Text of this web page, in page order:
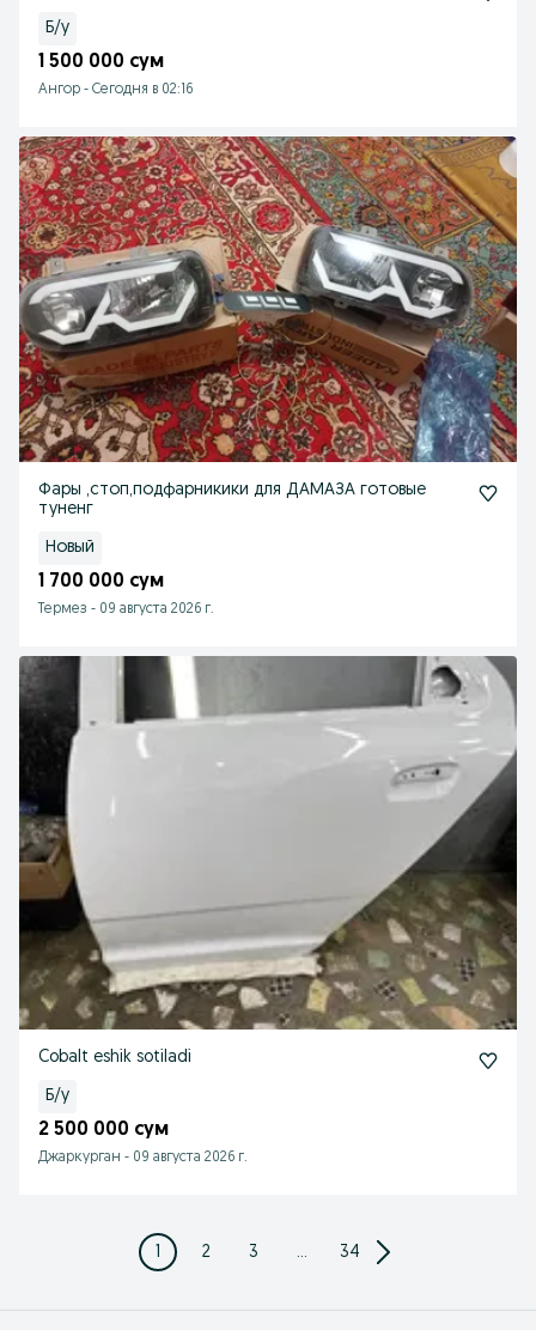
Б/у
1 500 000 сум
Ангор - Сегодня в 02:16
Фары ,стоп,подфарникики для ДАМАЗА готовые
туненг
Новый
1 700 000 сум
Термез - 09 августа 2026 г.
Cobalt eshik sotiladi
Б/у
2 500 000 сум
Джаркурган - 09 августа 2026 г.
1 2 3 ... 34